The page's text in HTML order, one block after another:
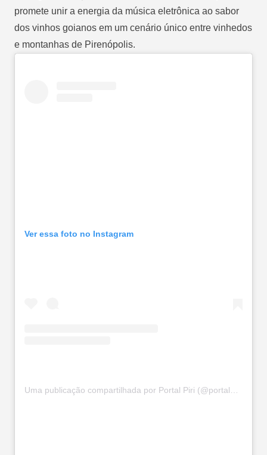
promete unir a energia da música eletrônica ao sabor
dos vinhos goianos em um cenário único entre vinhedos
e montanhas de Pirenópolis.
Ver essa foto no Instagram